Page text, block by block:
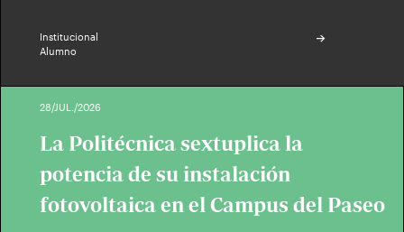
Institucional
Alumno
28/JUL./2026
La Politécnica sextuplica la
potencia de su instalación
fotovoltaica en el Campus del Paseo